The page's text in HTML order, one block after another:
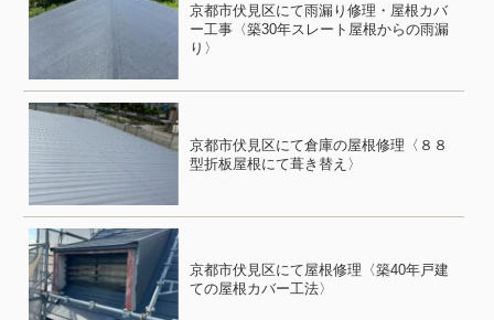
京都市伏見区にて雨漏り修理・屋根カバ
ー工事〈築30年スレート屋根からの雨漏
り〉
京都市伏見区にて倉庫の屋根修理〈８８
型折板屋根にて葺き替え〉
京都市伏見区にて屋根修理〈築40年戸建
ての屋根カバー工法〉